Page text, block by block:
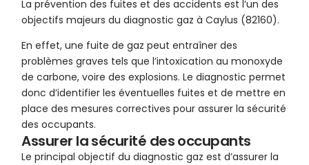
La prévention des fuites et des accidents est l’un des
objectifs majeurs du diagnostic gaz à Caylus (82160).
En effet, une fuite de gaz peut entraîner des
problèmes graves tels que l’intoxication au monoxyde
de carbone, voire des explosions. Le diagnostic permet
donc d’identifier les éventuelles fuites et de mettre en
place des mesures correctives pour assurer la sécurité
des occupants.
Assurer la sécurité des occupants
Le principal objectif du diagnostic gaz est d’assurer la